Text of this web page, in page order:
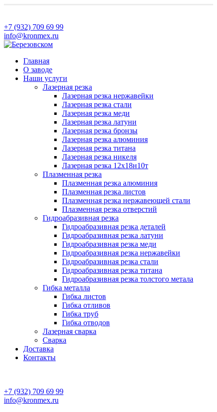
+7 (932) 709 69 99
info@kronmex.ru
Главная
О заводе
Наши услуги
Лазерная резка
Лазерная резка нержавейки
Лазерная резка стали
Лазерная резка меди
Лазерная резка латуни
Лазерная резка бронзы
Лазерная резка алюминия
Лазерная резка титана
Лазерная резка никеля
Лазерная резка 12х18н10т
Плазменная резка
Плазменная резка алюминия
Плазменная резка листов
Плазменная резка нержавеющей стали
Плазменная резка отверстий
Гидроабразивная резка
Гидроабразивная резка деталей
Гидроабразивная резка латуни
Гидроабразивная резка меди
Гидроабразивная резка нержавейки
Гидроабразивная резка стали
Гидроабразивная резка титана
Гидроабразивная резка толстого метала
Гибка металла
Гибка листов
Гибка отливов
Гибка труб
Гибка отводов
Лазерная сварка
Сварка
Доставка
Контакты
+7 (932) 709 69 99
info@kronmex.ru